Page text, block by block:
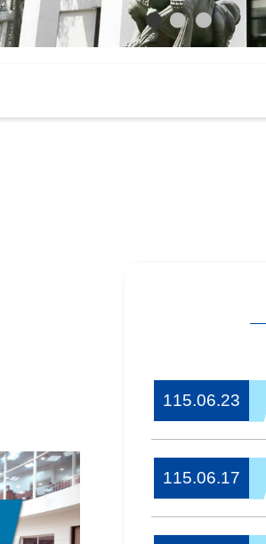
115.06.23
115.06.17